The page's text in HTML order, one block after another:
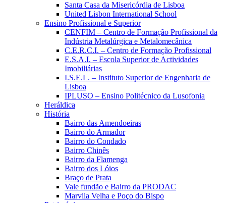
Santa Casa da Misericórdia de Lisboa
United Lisbon International School
Ensino Profissional e Superior
CENFIM – Centro de Formação Profissional da
Indústria Metalúrgica e Metalomecânica
C.E.R.C.I. – Centro de Formação Profissional
E.S.A.I. – Escola Superior de Actividades
Imobiliárias
I.S.E.L. – Instituto Superior de Engenharia de
Lisboa
IPLUSO – Ensino Politécnico da Lusofonia
Heráldica
História
Bairro das Amendoeiras
Bairro do Armador
Bairro do Condado
Bairro Chinês
Bairro da Flamenga
Bairro dos Lóios
Braço de Prata
Vale fundão e Bairro da PRODAC
Marvila Velha e Poço do Bispo